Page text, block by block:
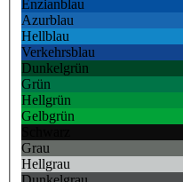
Enzianblau
Azurblau
Hellblau
Verkehrsblau
Dunkelgrün
Grün
Hellgrün
Gelbgrün
Grau
Hellgrau